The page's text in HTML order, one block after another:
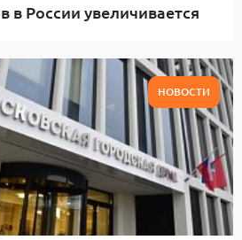
в России увеличивается
НОВОСТИ